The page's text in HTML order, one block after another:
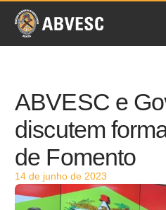
ABVESC e
discutem
de Fomento
14 de junho de 2023